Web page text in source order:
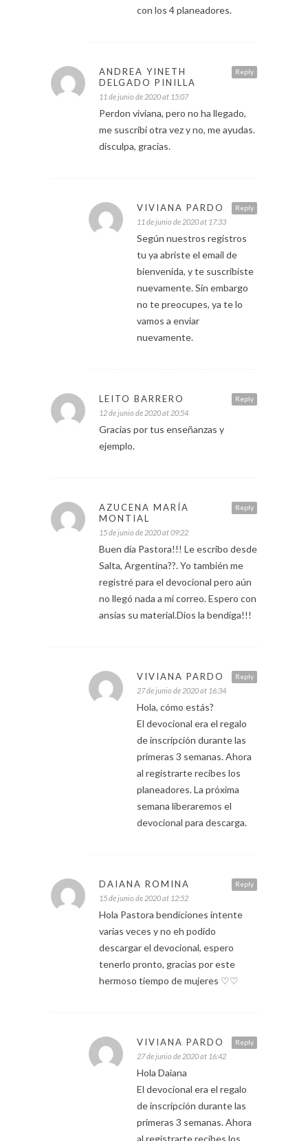
con los 4 planeadores.
Reply
ANDREA YINETH
DELGADO PINILLA
11 de junio de 2020 at 15:07
Perdon viviana, pero no ha llegado,
me suscribi otra vez y no, me ayudas.
disculpa, gracias.
Reply
VIVIANA PARDO
11 de junio de 2020 at 17:33
Según nuestros registros
tu ya abriste el email de
bienvenida, y te suscribiste
nuevamente. Sin embargo
no te preocupes, ya te lo
vamos a enviar
nuevamente.
Reply
LEITO BARRERO
12 de junio de 2020 at 20:54
Gracias por tus enseñanzas y
ejemplo.
Reply
AZUCENA MARÍA
MONTIAL
15 de junio de 2020 at 09:22
Buen día Pastora!!! Le escribo desde
Salta, Argentina??. Yo también me
registré para el devocional pero aún
no llegó nada a mi correo. Espero con
ansias su material.Dios la bendiga!!!
Reply
VIVIANA PARDO
27 de junio de 2020 at 16:34
Hola, cómo estás?
El devocional era el regalo
de inscripción durante las
primeras 3 semanas. Ahora
al registrarte recibes los
planeadores. La próxima
semana liberaremos el
devocional para descarga.
Reply
DAIANA ROMINA
15 de junio de 2020 at 12:52
Hola Pastora bendiciones intente
varias veces y no eh podido
descargar el devocional, espero
tenerlo pronto, gracias por este
hermoso tiempo de mujeres ♡♡
Reply
VIVIANA PARDO
27 de junio de 2020 at 16:42
Hola Daiana
El devocional era el regalo
de inscripción durante las
primeras 3 semanas. Ahora
al registrarte recibes los